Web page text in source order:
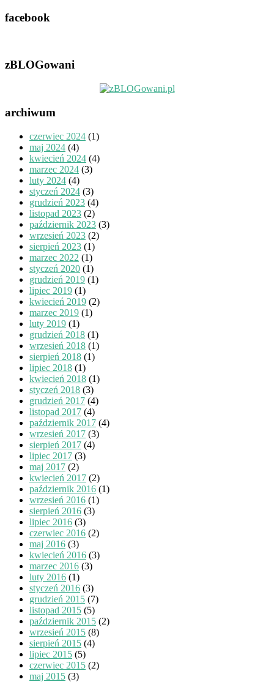
facebook
zBLOGowani
archiwum
czerwiec 2024 (1)
maj 2024 (4)
kwiecień 2024 (4)
marzec 2024 (3)
luty 2024 (4)
styczeń 2024 (3)
grudzień 2023 (4)
listopad 2023 (2)
październik 2023 (3)
wrzesień 2023 (2)
sierpień 2023 (1)
marzec 2022 (1)
styczeń 2020 (1)
grudzień 2019 (1)
lipiec 2019 (1)
kwiecień 2019 (2)
marzec 2019 (1)
luty 2019 (1)
grudzień 2018 (1)
wrzesień 2018 (1)
sierpień 2018 (1)
lipiec 2018 (1)
kwiecień 2018 (1)
styczeń 2018 (3)
grudzień 2017 (4)
listopad 2017 (4)
październik 2017 (4)
wrzesień 2017 (3)
sierpień 2017 (4)
lipiec 2017 (3)
maj 2017 (2)
kwiecień 2017 (2)
październik 2016 (1)
wrzesień 2016 (1)
sierpień 2016 (3)
lipiec 2016 (3)
czerwiec 2016 (2)
maj 2016 (3)
kwiecień 2016 (3)
marzec 2016 (3)
luty 2016 (1)
styczeń 2016 (3)
grudzień 2015 (7)
listopad 2015 (5)
październik 2015 (2)
wrzesień 2015 (8)
sierpień 2015 (4)
lipiec 2015 (5)
czerwiec 2015 (2)
maj 2015 (3)